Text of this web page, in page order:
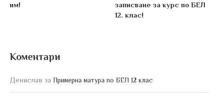
им!
записване за курс по БЕЛ
12. клас!
Коментари
Денислав за Примерна матура по БЕЛ 12 клас